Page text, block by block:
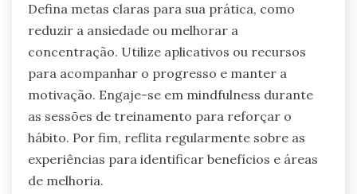
Defina metas claras para sua prática, como
reduzir a ansiedade ou melhorar a
concentração. Utilize aplicativos ou recursos
para acompanhar o progresso e manter a
motivação. Engaje-se em mindfulness durante
as sessões de treinamento para reforçar o
hábito. Por fim, reflita regularmente sobre as
experiências para identificar benefícios e áreas
de melhoria.